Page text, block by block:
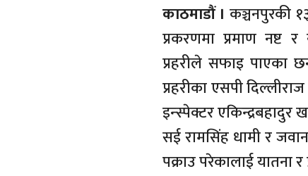
काठमाडौं । कञ्चनपुरकी
प्रकरणमा प्रमाण नष्ट
प्रहरीले सफाइ पाएका
प्रहरीका एसपी
इन्स्पेक्टर एकिन्द्रबहादुर
सई रामसिंह धामी र
पक्राउ परेकालाई यातना र